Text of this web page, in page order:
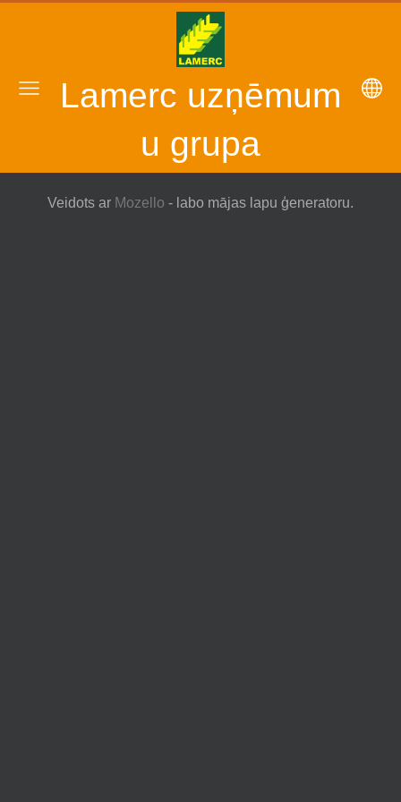
Lamerc uzņēmum
u grupa
Veidots ar Mozello - labo mājas lapu ģeneratoru.